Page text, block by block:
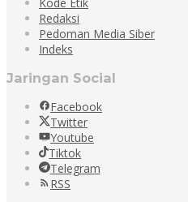
Redaksi
Pedoman Media Siber
Indeks
Jaringan Social
Facebook
Twitter
Youtube
Tiktok
Telegram
RSS